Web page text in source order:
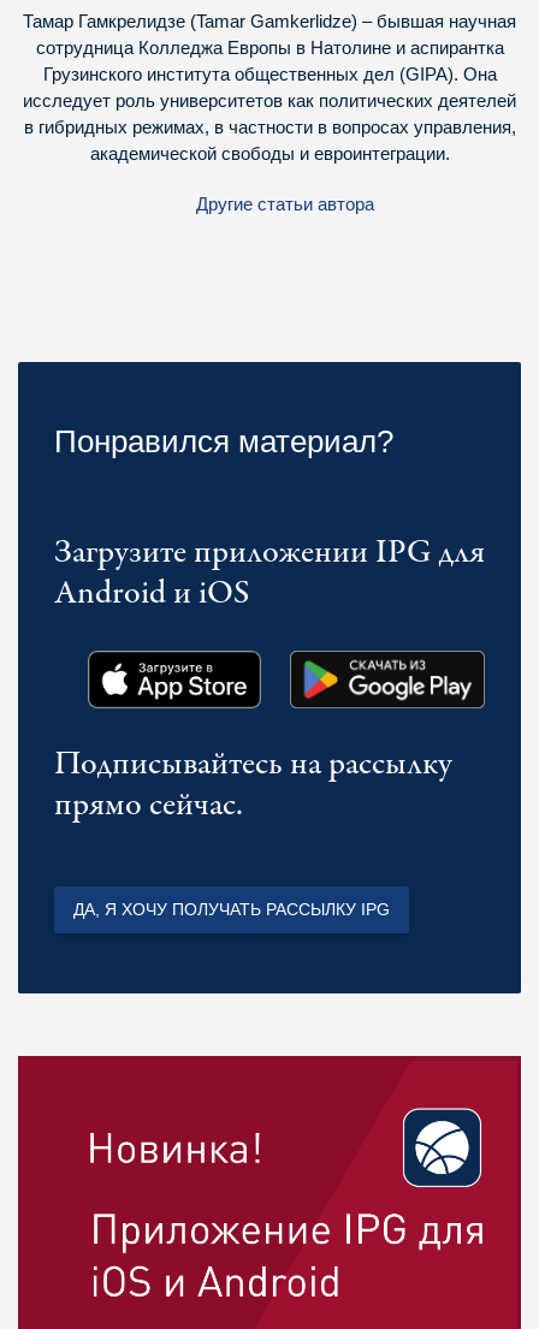
Тамар Гамкрелидзе (Tamar Gamkerlidze) – бывшая научная
сотрудница Колледжа Европы в Натолине и аспирантка
Грузинского института общественных дел (GIPA). Она
исследует роль университетов как политических деятелей
в гибридных режимах, в частности в вопросах управления,
академической свободы и евроинтеграции.
Другие статьи автора
Понравился материал?
Загрузите приложении IPG для
Android и iOS
Подписывайтесь на рассылку
прямо сейчас.
ДА, Я ХОЧУ ПОЛУЧАТЬ РАССЫЛКУ IPG